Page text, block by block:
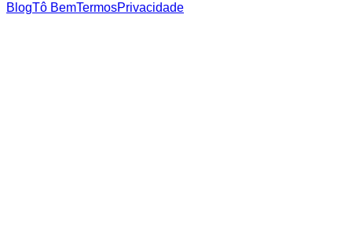
BlogTô BemTermosPrivacidade